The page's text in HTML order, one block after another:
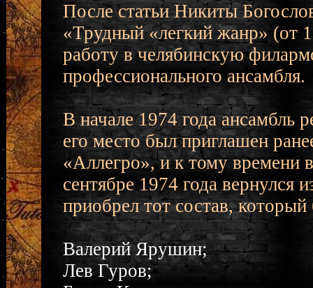
После статьи Никиты
«Трудный «легкий жанр» (от
работу в челябинскую
профессионального ансамбля.
В начале 1974 года ансамбль
его место был приглашен
«Аллегро», и к тому времени
сентябре 1974 года вернулся
приобрел тот состав,
Валерий Ярушин;
Лев Гуров;